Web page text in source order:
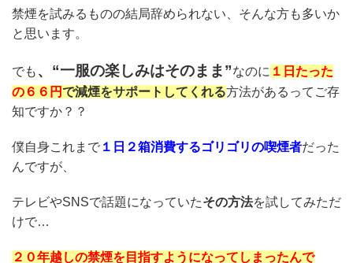
禁煙を試みるものの結局辞められない、そんな方も多いか
と思います。
でも 、“一服の楽しみはそのまま”なのに １日たった
の６６円で減煙をサポートしてくれる方法があるってご存
知ですか？？
僕自身これまで １日２箱消費するゴリゴリの喫煙者だった
んですが、
テレビやSNSで話題になっていたその方法を試してみただ
けで…
２０年越しの禁煙を目指すようになってしまったんで